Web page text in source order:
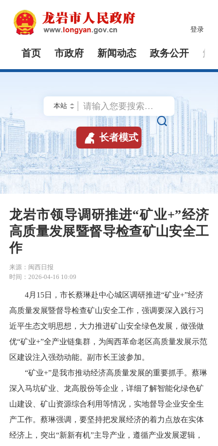
登录
首页 市政府 新闻动态 政务公开 解

 长者模式
龙岩市领导调研推进“矿业+”经济
高质量发展暨督导检查矿山安全工
作
来源：闽西日报
时间：2026-04-16 10:09
4月15日，市长蔡琳赴中心城区调研推进“矿业+”经济
高质量发展暨督导检查矿山安全工作，强调要深入践行习
近平生态文明思想，大力推进矿山安全绿色发展，做强做
优“矿业+”全产业链集群，为闽西革命老区高质量发展示范
区建设注入强劲动能。副市长王波参加。
“矿业+”是我市推动经济高质量发展的重要抓手。蔡琳
深入马坑矿业、龙高股份等企业，详细了解智能化绿色矿
山建设、矿山资源综合利用等情况，实地督导企业安全生
产工作。蔡琳强调，要坚持把发展经济的着力点放在实体
经济上，突出“新新有机”主导产业，遵循产业发展逻辑，